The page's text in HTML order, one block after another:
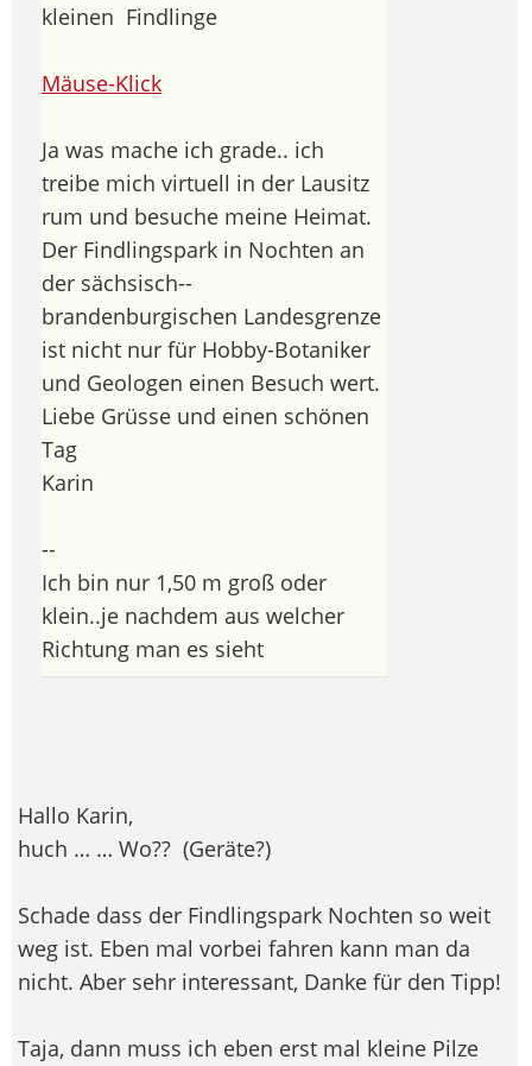
kleinen Findlinge
Mäuse-Klick
Ja was mache ich grade.. ich
treibe mich virtuell in der Lausitz
rum und besuche meine Heimat.
Der Findlingspark in Nochten an
der sächsisch--
brandenburgischen Landesgrenze
ist nicht nur für Hobby-Botaniker
und Geologen einen Besuch wert.
Liebe Grüsse und einen schönen
Tag
Karin
--
Ich bin nur 1,50 m groß oder
klein..je nachdem aus welcher
Richtung man es sieht
Hallo Karin,
huch … … Wo?? (Geräte?)
Schade dass der Findlingspark Nochten so weit
weg ist. Eben mal vorbei fahren kann man da
nicht. Aber sehr interessant, Danke für den Tipp!
Taja, dann muss ich eben erst mal kleine Pilze